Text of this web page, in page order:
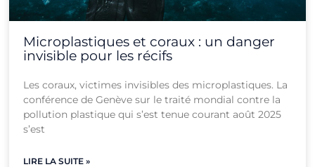
Microplastiques et coraux : un danger
invisible pour les récifs
Les coraux, victimes invisibles des microplastiques. La
conférence de Genève sur le traité mondial contre la
pollution plastique qui s’est tenue courant août 2025
s’est
LIRE LA SUITE »